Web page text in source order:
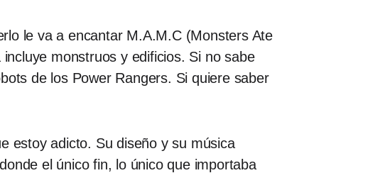
le va a encantar M.A.M.C (Monsters Ate
monstruos y edificios. Si no sabe
de los Power Rangers. Si quiere saber
estoy adicto. Su diseño y su música
el único fin, lo único que importaba